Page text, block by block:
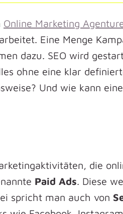
Online Marketing
Eine Menge
dazu. SEO wird
ohne eine klar
Und wie kann
die
Paid Ads. Diese
spricht man auch von